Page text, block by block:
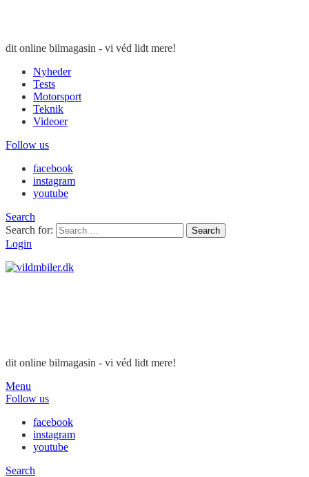
dit online bilmagasin - vi véd lidt mere!
Nyheder
Tests
Motorsport
Teknik
Videoer
Follow us
facebook
instagram
youtube
Search
Search for:
Search
Login
dit online bilmagasin - vi véd lidt mere!
Menu
Follow us
facebook
instagram
youtube
Search